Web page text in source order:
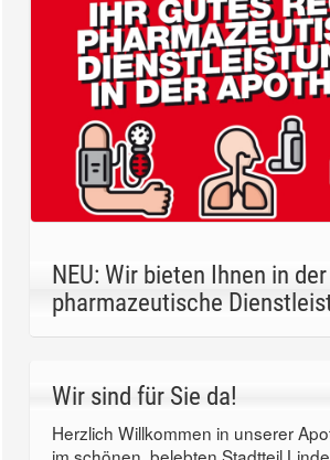
NEU: Wir bieten Ihnen in
pharmazeutische
Wir sind für Sie da!
Herzlich Willkommen in unserer